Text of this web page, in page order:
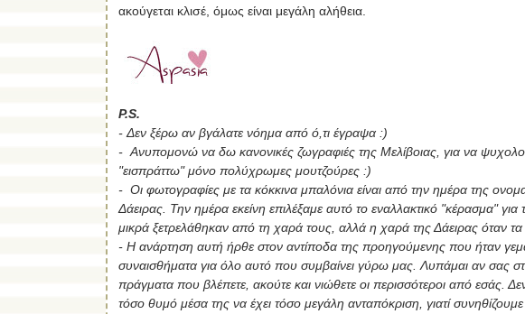
ακούγεται κλισέ, όμως είναι μεγάλη αλήθεια.
P.S.
- Δεν ξέρω αν βγάλατε νόημα από ό,τι έγραψα :)
- Aνυπομονώ να δω κανονικές ζωγραφιές της Μελίβοιας, για να
"εισπράττω" μόνο πολύχρωμες μουτζούρες :)
- Οι φωτογραφίες με τα κόκκινα μπαλόνια είναι από την ημέρα της
Δάειρας. Την ημέρα εκείνη επιλέξαμε αυτό το εναλλακτικό "κέρασμα"
μικρά ξετρελάθηκαν από τη χαρά τους, αλλά η χαρά της Δάειρας όταν
- Η ανάρτηση αυτή ήρθε στον αντίποδα της προηγούμενης που ήταν
συναισθήματα για όλο αυτό που συμβαίνει γύρω μας. Λυπάμαι αν σας
πράγματα που βλέπετε, ακούτε και νιώθετε οι περισσότεροι από εσάς.
τόσο θυμό μέσα της να έχει τόσο μεγάλη ανταπόκριση, γιατί